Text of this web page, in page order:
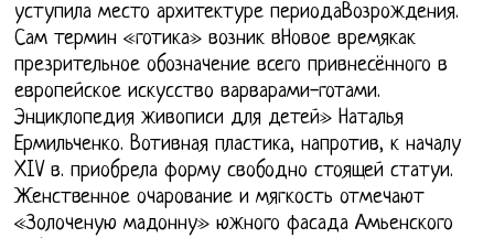
уступила место архитектуре периодаВозрождения.
Сам термин «готика» возник вНовое времякак
презрительное обозначение всего привнесённого в
европейское искусство варварами-готами.
Энциклопедия живописи для детей» Наталья
Ермильченко. Вотивная пластика, напротив, к началу
XIV в. приобрела форму свободно стоящей статуи.
Женственное очарование и мягкость отмечают
«Золоченую мадонну» южного фасада Амьенского